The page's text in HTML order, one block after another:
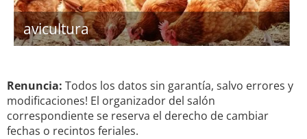
avicultura
Renuncia: Todos los datos sin garantía, salvo errores y
modificaciones! El organizador del salón
correspondiente se reserva el derecho de cambiar
fechas o recintos feriales.